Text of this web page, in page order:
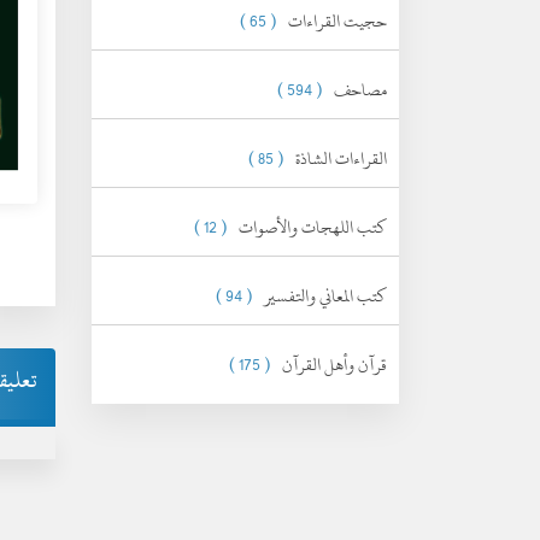
حجيت القراءات ( 65 )
مصاحف ( 594 )
القراءات الشاذة ( 85 )
كتب اللهجات والأصوات ( 12 )
كتب المعاني والتفسير ( 94 )
قرآن وأهل القرآن ( 175 )